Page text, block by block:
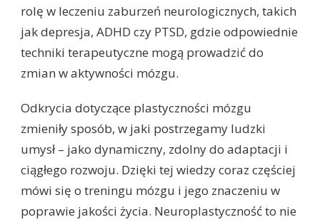
rolę w leczeniu zaburzeń neurologicznych, takich
jak depresja, ADHD czy PTSD, gdzie odpowiednie
techniki terapeutyczne mogą prowadzić do
zmian w aktywności mózgu.
Odkrycia dotyczące plastyczności mózgu
zmieniły sposób, w jaki postrzegamy ludzki
umysł – jako dynamiczny, zdolny do adaptacji i
ciągłego rozwoju. Dzięki tej wiedzy coraz częściej
mówi się o treningu mózgu i jego znaczeniu w
poprawie jakości życia. Neuroplastyczność to nie